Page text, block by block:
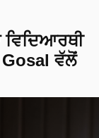
ਵਿਦਿਆਰਥੀ
ਵੱਲੋਂ